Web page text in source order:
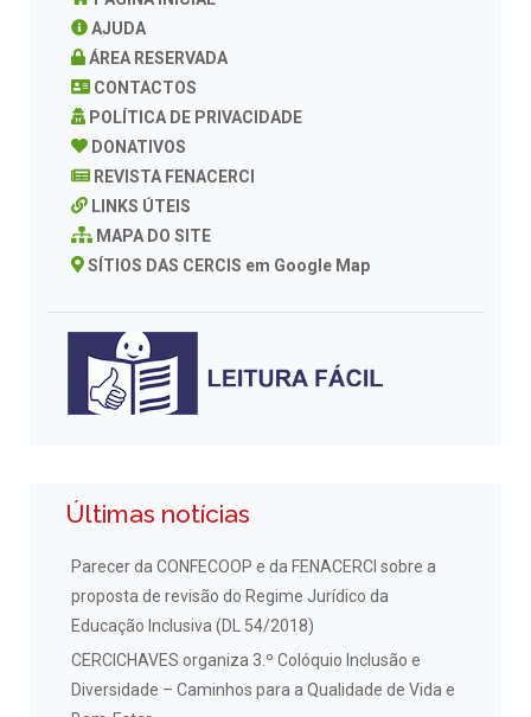
AJUDA
ÁREA RESERVADA
CONTACTOS
POLÍTICA DE PRIVACIDADE
DONATIVOS
REVISTA FENACERCI
LINKS ÚTEIS
MAPA DO SITE
SÍTIOS DAS CERCIS em Google Map
Últimas notícias
Parecer da CONFECOOP e da FENACERCI sobre a
proposta de revisão do Regime Jurídico da
Educação Inclusiva (DL 54/2018)
CERCICHAVES organiza 3.º Colóquio Inclusão e
Diversidade – Caminhos para a Qualidade de Vida e